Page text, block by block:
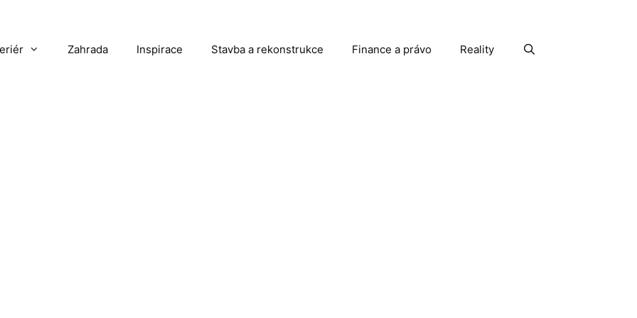
Zahrada Inspirace Stavba a rekonstrukce Finance a právo Reality